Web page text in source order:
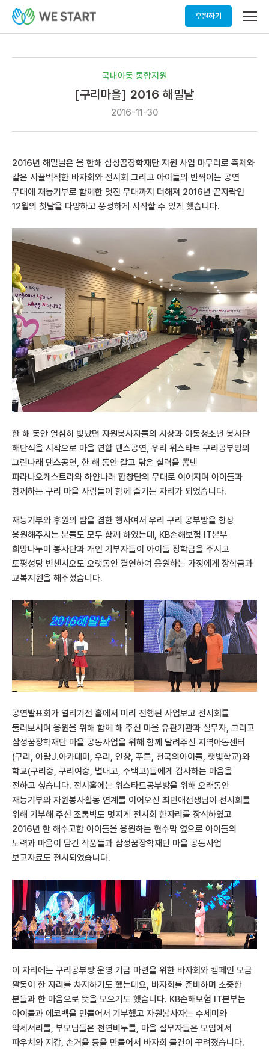
후원하기
메
열
국내아동 통합지원
[구리마을] 2016 해밀날
2016-11-30
2016년 해밀날은 올 한해 삼성꿈장학재단 지원 사업 마무리로 축제와
같은 시끌벅적한 바자회와 전시회 그리고 아이들의 반짝이는 공연
무대에 재능기부로 함께한 멋진 무대까지 더해져 2016년 끝자락인
12월의 첫날을 다양하고 풍성하게 시작할 수 있게 했습니다.
한 해 동안 열심히 빛났던 자원봉사자들의 시상과 아동청소년 봉사단
해단식을 시작으로 마을 연합 댄스공연, 우리 위스타트 구리공부방의
그린나래 댄스공연, 한 해 동안 갈고 닦은 실력을 뽐낸
파라나오케스트라와 하얀나래 합창단의 무대로 이어지며 아이들과
함께하는 구리 마을 사람들이 함께 즐기는 자리가 되었습니다.
재능기부와 후원의 밤을 겸한 행사여서 우리 구리 공부방을 항상
응원해주시는 분들도 모두 함께 하였는데, KB손해보험 IT본부
희망나누미 봉사단과 개인 기부자들이 아이들 장학금을 주시고
토평성당 빈첸시오도 오랫동안 결연하여 응원하는 가정에게 장학금과
교복지원을 해주셨습니다.
공연발표회가 열리기전 홀에서 미리 진행된 사업보고 전시회를
둘러보시며 응원을 위해 함께 해 주신 마을 유관기관과 실무자, 그리고
삼성꿈장학재단 마을 공동사업을 위해 함께 달려주신 지역아동센터
(구리, 아람J.아카데미, 우리, 인창, 푸른, 천국의아이들, 햇빛학교)와
학교(구리중, 구리여중, 별내고, 수택고)들에게 감사하는 마음을
전하고 싶습니다. 전시홀에는 위스타트공부방을 위해 오래동안
재능기부와 자원봉사활동 연계를 이어오신 최민애선생님이 전시회를
위해 기부해 주신 조롱박도 멋지게 전시회 한자리를 장식하였고
2016년 한 해수고한 아이들을 응원하는 현수막 옆으로 아이들의
노력과 마음이 담긴 작품들과 삼성꿈장학재단 마을 공동사업
보고자료도 전시되었습니다.
이 자리에는 구리공부방 운영 기금 마련을 위한 바자회와 켐페인 모금
활동이 한 자리를 차지하기도 했는데요, 바자회를 준비하며 소중한
분들과 한 마음으로 뜻을 모으기도 했습니다. KB손해보험 IT본부는
아이들과 에코백을 만들어서 기부했고 자원봉사자는 수세미와
악세서리를, 부모님들은 천연비누를, 마을 실무자들은 모임에서
파우치와 지갑, 손거울 등을 만들어서 바자회 물건이 꾸려졌습니다.